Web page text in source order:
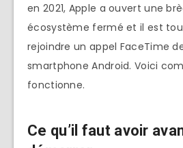
en 2021, Apple a ouvert une
écosystème fermé et il est
rejoindre un appel FaceTime
smartphone Android. Voici
fonctionne.
Ce qu’il faut avoir